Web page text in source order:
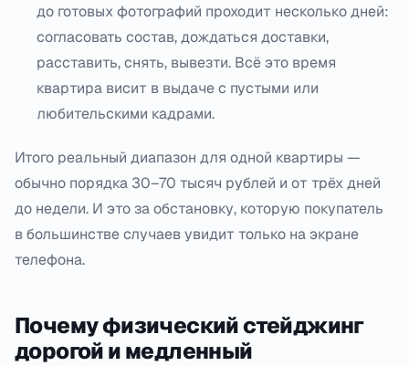
до готовых фотографий проходит несколько дней:
согласовать состав, дождаться доставки,
расставить, снять, вывезти. Всё это время
квартира висит в выдаче с пустыми или
любительскими кадрами.
Итого реальный диапазон для одной квартиры —
обычно порядка 30–70 тысяч рублей и от трёх дней
до недели. И это за обстановку, которую покупатель
в большинстве случаев увидит только на экране
телефона.
Почему физический стейджинг
дорогой и медленный